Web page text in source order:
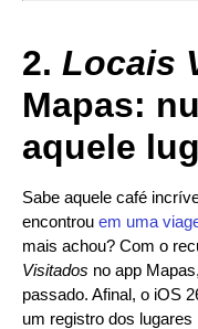
2. Locais
Mapas:
aquele
Sabe aquele café
encontrou em uma
mais achou? Com o
Visitados no app
passado. Afinal, o iOS
um registro dos lugares